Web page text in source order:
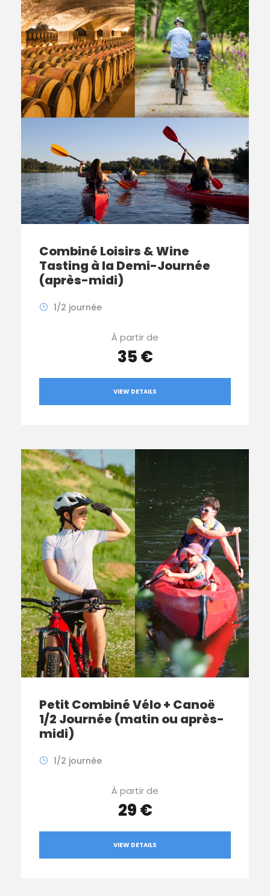
Combiné Loisirs & Wine
Tasting à la Demi-Journée
(après-midi)
1/2 journée
À partir de
35 €
VIEW DETAILS
Petit Combiné Vélo + Canoë
1/2 Journée (matin ou après-
midi)
1/2 journée
À partir de
29 €
VIEW DETAILS